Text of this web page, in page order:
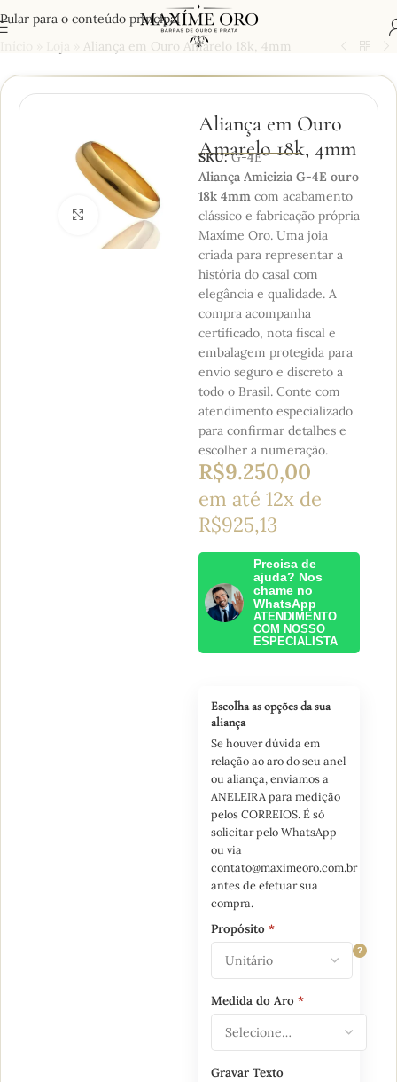
Pular para o conteúdo principal
Aliança em Ouro Amarelo 18k, 4mm
Clique para ampliar
Aliança em Ouro
Amarelo 18k, 4mm
SKU:G-4E
Aliança Amicizia G-4E ouro
18k 4mm com acabamento
clássico e fabricação própria
Maxíme Oro. Uma joia
criada para representar a
história do casal com
elegância e qualidade. A
compra acompanha
certificado, nota fiscal e
embalagem protegida para
envio seguro e discreto a
todo o Brasil. Conte com
atendimento especializado
para confirmar detalhes e
escolher a numeração.
R$9.250,00
em até 12x de
R$925,13
Precisa de
ajuda? Nos
chame no
WhatsApp
ATENDIMENTO
COM NOSSO
ESPECIALISTA
Escolha as opções da sua
aliança
Se houver dúvida em
relação ao aro do seu anel
ou aliança, enviamos a
ANELEIRA para medição
pelos CORREIOS. É só
solicitar pelo WhatsApp
ou via
contato@maximeoro.com.br
antes de efetuar sua
compra.
Propósito *
?
Medida do Aro *
Gravar Texto